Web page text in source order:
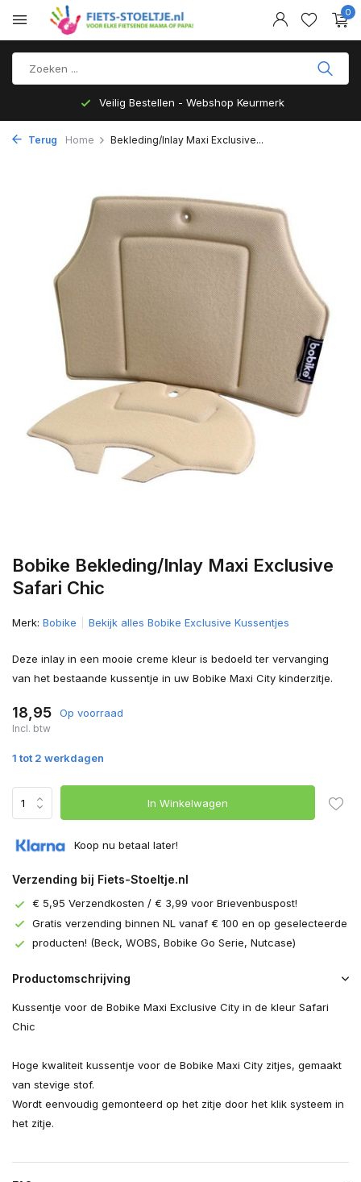
0
Veilig Bestellen - Webshop Keurmerk
Terug Home Bekleding/Inlay Maxi Exclusive...
Bobike Bekleding/Inlay Maxi Exclusive
Safari Chic
Merk: Bobike Bekijk alles Bobike Exclusive Kussentjes
Deze inlay in een mooie creme kleur is bedoeld ter vervanging
van het bestaande kussentje in uw Bobike Maxi City kinderzitje.
18,95 Op voorraad
Incl. btw
1 tot 2 werkdagen
In Winkelwagen
Koop nu betaal later!
Verzending bij Fiets-Stoeltje.nl
€ 5,95 Verzendkosten / € 3,99 voor Brievenbuspost!
Gratis verzending binnen NL vanaf € 100 en op geselecteerde
producten! (Beck, WOBS, Bobike Go Serie, Nutcase)
Productomschrijving
Kussentje voor de Bobike Maxi Exclusive City in de kleur Safari
Chic
Hoge kwaliteit kussentje voor de Bobike Maxi City zitjes, gemaakt
van stevige stof.
Wordt eenvoudig gemonteerd op het zitje door het klik systeem in
het zitje.